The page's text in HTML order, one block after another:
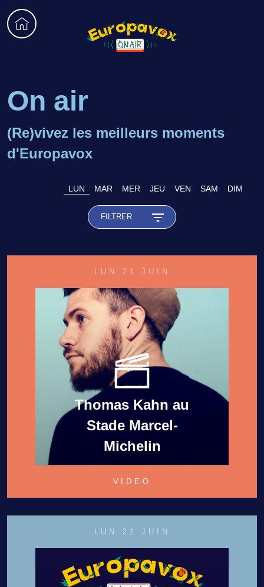
Aller
au
On air
(Re)vivez les meilleurs moments
d'Europavox
LUN MAR MER JEU VEN SAM DIM
FILTRER
LUN 21 JUIN
Thomas Kahn au
Stade Marcel-
Michelin
VIDEO
LUN 21 JUIN